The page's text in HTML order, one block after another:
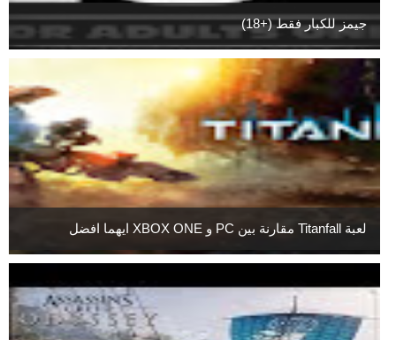
جيمز للكبار فقط (+18)
لعبة Titanfall مقارنة بين PC و XBOX ONE ايهما افضل